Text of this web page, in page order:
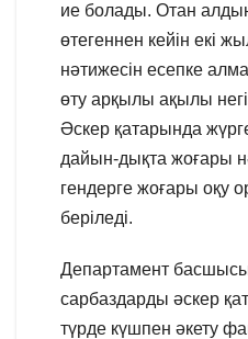
ие болады. Отан
өтегеннен кейін екі
нәтижесін есепке
өту арқылы ақылы
Әскер қатарында
дайын-дықта жоғары
гендерге жоғары оқу
беріледі.
Департамент
сарбаздарды әскер
түрде күшпен әкету